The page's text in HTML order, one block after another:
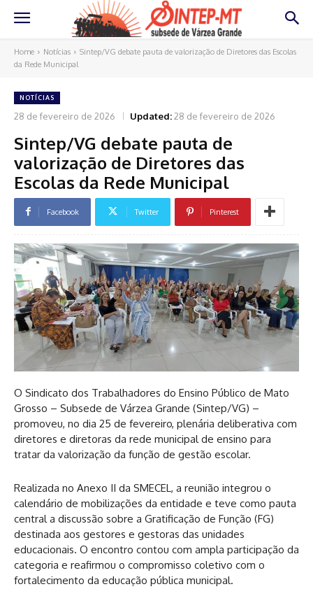
Home Notícias
Sintep/VG debate pauta de valorização de Diretores das Escolas
da Rede Municipal
NOTÍCIAS
28 de fevereiro de 2026 Updated:28 de fevereiro de 2026
Sintep/VG debate pauta de
valorização de Diretores das
Escolas da Rede Municipal
Facebook Twitter Pinterest
O Sindicato dos Trabalhadores do Ensino Público de Mato
Grosso – Subsede de Várzea Grande (Sintep/VG) –
promoveu, no dia 25 de fevereiro, plenária deliberativa com
diretores e diretoras da rede municipal de ensino para
tratar da valorização da função de gestão escolar.
Realizada no Anexo II da SMECEL, a reunião integrou o
calendário de mobilizações da entidade e teve como pauta
central a discussão sobre a Gratificação de Função (FG)
destinada aos gestores e gestoras das unidades
educacionais. O encontro contou com ampla participação da
categoria e reafirmou o compromisso coletivo com o
fortalecimento da educação pública municipal.